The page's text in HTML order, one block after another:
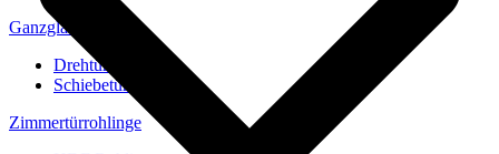
Ganzglastüren
Drehtüren
Schiebetüren
Zimmertürrohlinge